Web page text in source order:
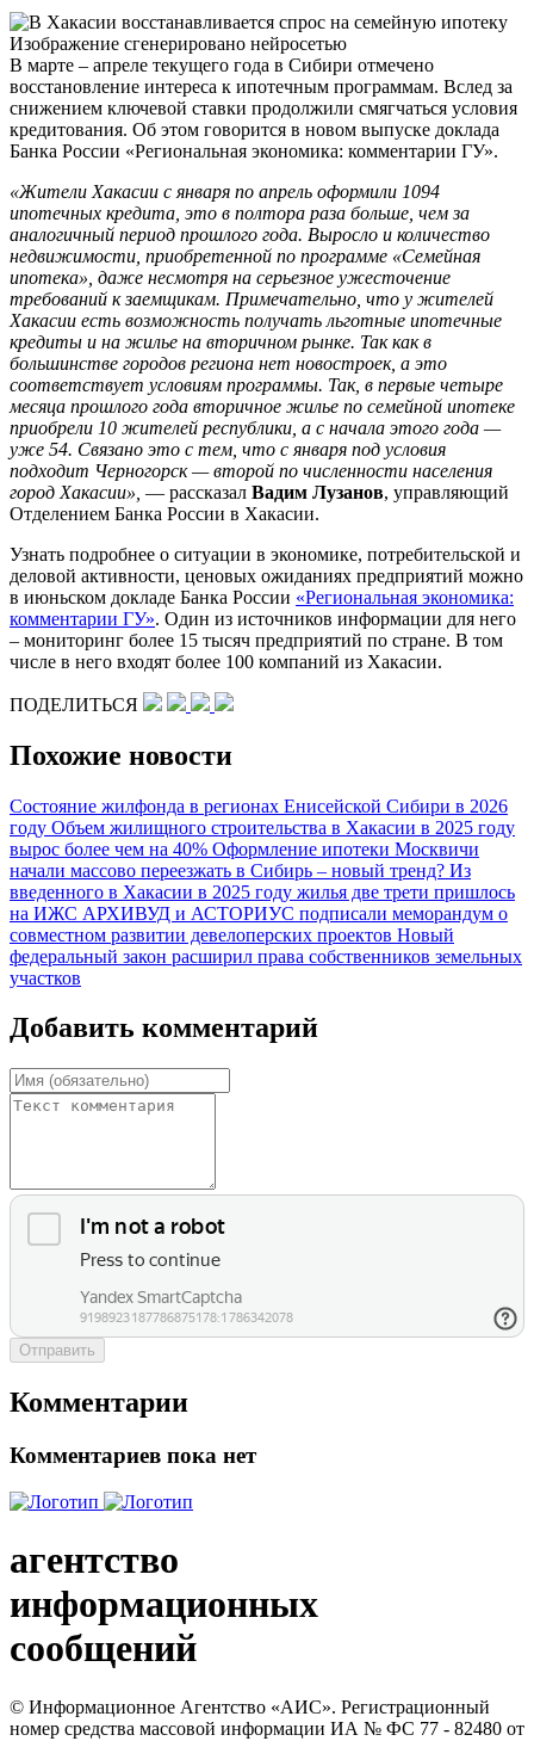
Изображение сгенерировано нейросетью
В марте – апреле текущего года в Сибири отмечено
восстановление интереса к ипотечным программам. Вслед за
снижением ключевой ставки продолжили смягчаться условия
кредитования. Об этом говорится в новом выпуске доклада
Банка России «Региональная экономика: комментарии ГУ».
«Жители Хакасии с января по апрель оформили 1094
ипотечных кредита, это в полтора раза больше, чем за
аналогичный период прошлого года. Выросло и количество
недвижимости, приобретенной по программе «Семейная
ипотека», даже несмотря на серьезное ужесточение
требований к заемщикам. Примечательно, что у жителей
Хакасии есть возможность получать льготные ипотечные
кредиты и на жилье на вторичном рынке. Так как в
большинстве городов региона нет новостроек, а это
соответствует условиям программы. Так, в первые четыре
месяца прошлого года вторичное жилье по семейной ипотеке
приобрели 10 жителей республики, а с начала этого года —
уже 54. Связано это с тем, что с января под условия
подходит Черногорск — второй по численности населения
город Хакасии», — рассказал Вадим Лузанов, управляющий
Отделением Банка России в Хакасии.
Узнать подробнее о ситуации в экономике, потребительской и
деловой активности, ценовых ожиданиях предприятий можно
в июньском докладе Банка России «Региональная экономика:
комментарии ГУ». Один из источников информации для него
– мониторинг более 15 тысяч предприятий по стране. В том
числе в него входят более 100 компаний из Хакасии.
ПОДЕЛИТЬСЯ
Похожие новости
Состояние жилфонда в регионах Енисейской Сибири в 2026
году Объем жилищного строительства в Хакасии в 2025 году
вырос более чем на 40% Оформление ипотеки Москвичи
начали массово переезжать в Сибирь – новый тренд? Из
введенного в Хакасии в 2025 году жилья две трети пришлось
на ИЖС АРХИВУД и АСТОРИУС подписали меморандум о
совместном развитии девелоперских проектов Новый
федеральный закон расширил права собственников земельных
участков
Добавить комментарий
Отправить
Комментарии
Комментариев пока нет
агентство
информационных
сообщений
© Информационное Агентство «АИС». Регистрационный
номер средства массовой информации ИА № ФС 77 - 82480 от